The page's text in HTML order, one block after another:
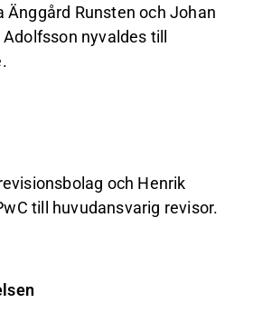
Änggård Runsten och Johan
nyvaldes till
och Henrik
till huvudansvarig revisor.